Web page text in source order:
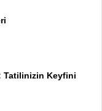
Tatilinizin Keyfini